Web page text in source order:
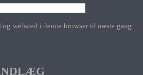
websted i denne browser til næste gang